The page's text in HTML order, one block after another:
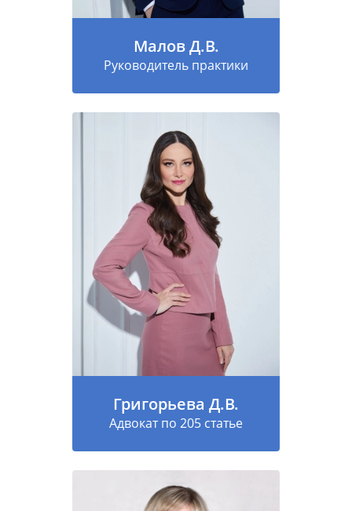
Малов Д.В.
Руководитель практики
Григорьева Д.В.
Адвокат по 205 статье